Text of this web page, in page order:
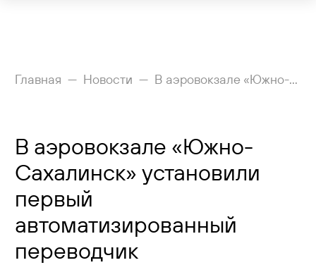
Рейсы
Прилетающим
Услуги
Как добраться
Аэропорт
Главная Новости В аэровокзале «Южно-Сахалинск» установили первый автоматизированный переводчик
В аэровокзале «Южно-
Сахалинск» установили
первый
автоматизированный
переводчик